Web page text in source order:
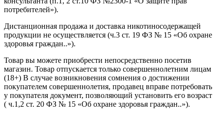
потребителей»).
Дистанционная продажа и доставка никотиносодержащей
продукции не осуществляется (ч.3 ст. 19 ФЗ № 15 «Об охране
здоровья граждан..»).
Товар вы можете приобрести непосредственно посетив
магазин. Товар отпускается только совершеннолетним лицам
(18+) В случае возникновения сомнения о достижении
покупателем совершеннолетия, продавец вправе потребовать
у покупателя документ, позволяющий установить его возраст
( ч.1,2 ст. 20 ФЗ № 15 «Об охране здоровья граждан..»).